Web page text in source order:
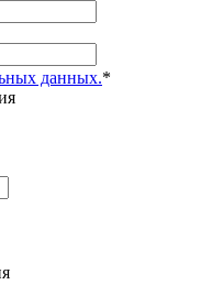
данных.*